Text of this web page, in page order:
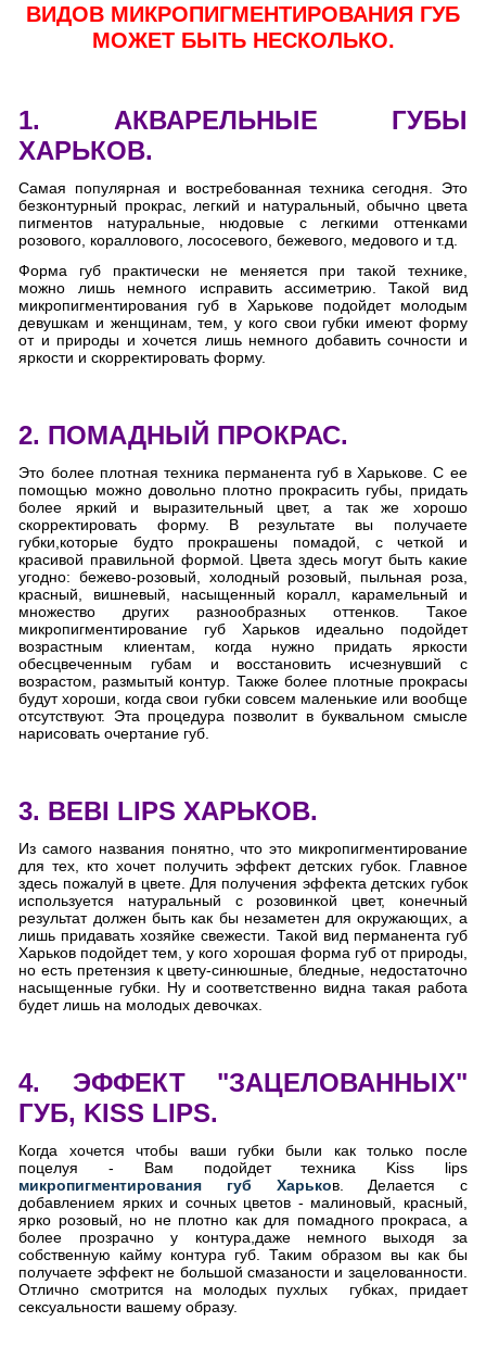
ВИДОВ МИКРОПИГМЕНТИРОВАНИЯ ГУБ
МОЖЕТ БЫТЬ НЕСКОЛЬКО.
1. АКВАРЕЛЬНЫЕ ГУБЫ
ХАРЬКОВ.
Самая популярная и востребованная техника сегодня. Это
безконтурный прокрас, легкий и натуральный, обычно цвета
пигментов натуральные, нюдовые с легкими оттенками
розового, кораллового, лососевого, бежевого, медового и т.д.
Форма губ практически не меняется при такой технике,
можно лишь немного исправить ассиметрию. Такой вид
микропигментирования губ в Харькове подойдет молодым
девушкам и женщинам, тем, у кого свои губки имеют форму
от и природы и хочется лишь немного добавить сочности и
яркости и скорректировать форму.
2. ПОМАДНЫЙ ПРОКРАС.
Это более плотная техника перманента губ в Харькове. С ее
помощью можно довольно плотно прокрасить губы, придать
более яркий и выразительный цвет, а так же хорошо
скорректировать форму. В результате вы получаете
губки,которые будто прокрашены помадой, с четкой и
красивой правильной формой. Цвета здесь могут быть какие
угодно: бежево-розовый, холодный розовый, пыльная роза,
красный, вишневый, насыщенный коралл, карамельный и
множество других разнообразных оттенков. Такое
микропигментирование губ Харьков идеально подойдет
возрастным клиентам, когда нужно придать яркости
обесцвеченным губам и восстановить исчезнувший с
возрастом, размытый контур. Также более плотные прокрасы
будут хороши, когда свои губки совсем маленькие или вообще
отсутствуют. Эта процедура позволит в буквальном смысле
нарисовать очертание губ.
3. BEBI LIPS ХАРЬКОВ.
Из самого названия понятно, что это микропигментирование
для тех, кто хочет получить эффект детских губок. Главное
здесь пожалуй в цвете. Для получения эффекта детских губок
используется натуральный с розовинкой цвет, конечный
результат должен быть как бы незаметен для окружающих, а
лишь придавать хозяйке свежести. Такой вид перманента губ
Харьков подойдет тем, у кого хорошая форма губ от природы,
но есть претензия к цвету-синюшные, бледные, недостаточно
насыщенные губки. Ну и соответственно видна такая работа
будет лишь на молодых девочках.
4. ЭФФЕКТ "ЗАЦЕЛОВАННЫХ"
ГУБ, KISS LIPS.
Когда хочется чтобы ваши губки были как только после
поцелуя - Вам подойдет техника Kiss lips
микропигментирования губ Харьков. Делается с
добавлением ярких и сочных цветов - малиновый, красный,
ярко розовый, но не плотно как для помадного прокраса, а
более прозрачно у контура,даже немного выходя за
собственную кайму контура губ. Таким образом вы как бы
получаете эффект не большой смазаности и зацелованности.
Отлично смотрится на молодых пухлых губках, придает
сексуальности вашему образу.